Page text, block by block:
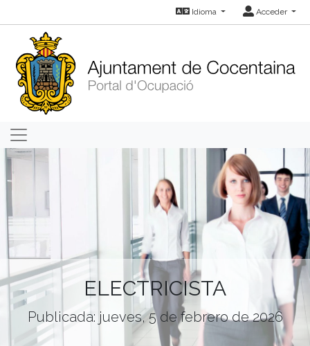
Idioma Acceder
ELECTRICISTA
Publicada: jueves, 5 de febrero de 2026